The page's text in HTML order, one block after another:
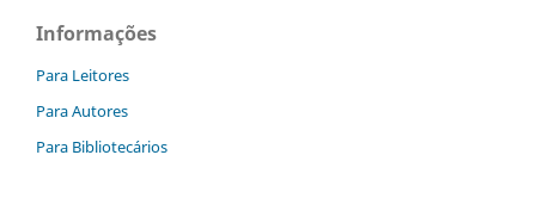
Informações
Para Leitores
Para Autores
Para Bibliotecários